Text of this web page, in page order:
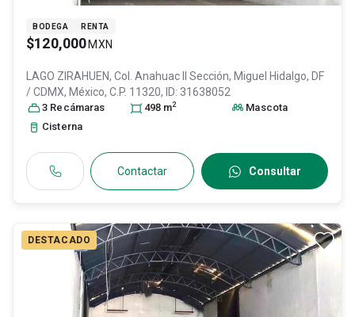
BODEGA RENTA
$120,000 MXN
LAGO ZIRAHUEN, Col. Anahuac II Sección, Miguel Hidalgo, DF
/ CDMX, México, C.P. 11320, ID: 31638052
3 Recámaras 498 m2
Mascota
Cisterna
Contactar Consultar
DESTACADO